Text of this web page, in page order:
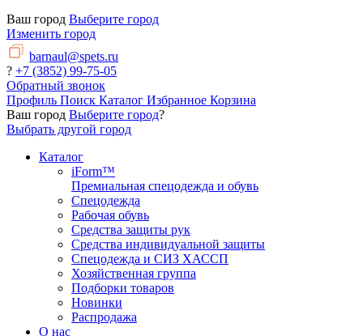
Ваш город Выберите город
Изменить город
barnaul@spets.ru
? +7 (3852) 99-75-05
Обратный звонок
Профиль Поиск Каталог Избранное Корзина
Ваш город Выберите город?
Выбрать другой город
Каталог
iForm™
Премиальная спецодежда и обувь
Спецодежда
Рабочая обувь
Средства защиты рук
Средства индивидуальной защиты
Спецодежда и СИЗ ХАССП
Хозяйственная группа
Подборки товаров
Новинки
Распродажа
О нас